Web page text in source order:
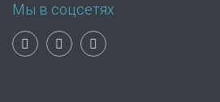
Мы в соцсетях